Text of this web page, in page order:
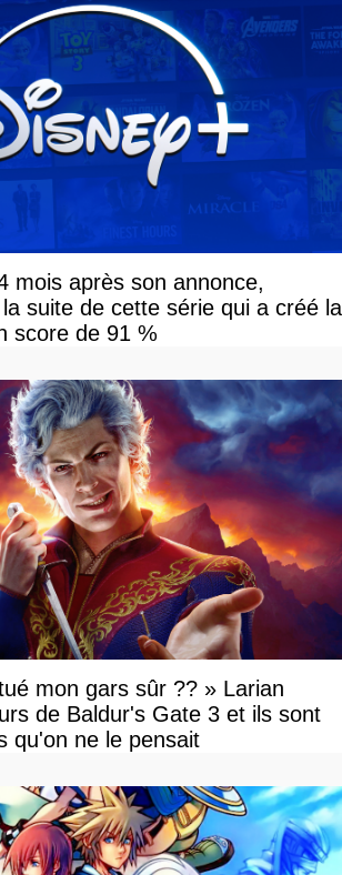
mois après son annonce,
suite de cette série qui a créé la
score de 91 %
mon gars sûr ?? » Larian
de Baldur's Gate 3 et ils sont
qu'on ne le pensait